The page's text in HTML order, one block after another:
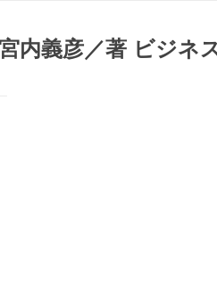
内義彦／著 ビジネ